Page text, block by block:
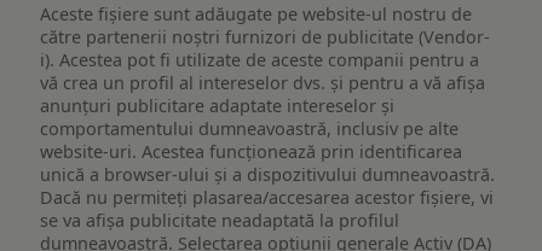
Aceste fișiere sunt adăugate pe website-ul nostru de
către partenerii noștri furnizori de publicitate (Vendor-
i). Acestea pot fi utilizate de aceste companii pentru a
vă crea un profil al intereselor dvs. și pentru a vă afișa
anunțuri publicitare adaptate intereselor și
comportamentului dumneavoastră, inclusiv pe alte
website-uri. Acestea funcționează prin identificarea
unică a browser-ului și a dispozitivului dumneavoastră.
Dacă nu permiteți plasarea/accesarea acestor fișiere, vi
se va afișa publicitate neadaptată la profilul
dumneavoastră. Selectarea opțiunii generale Activ (DA)